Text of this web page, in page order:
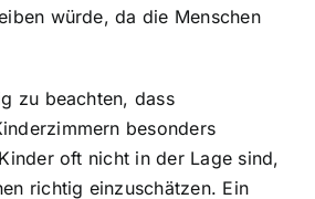
würde, da die Menschen
zu beachten, dass
besonders
oft nicht in der Lage sind,
richtig einzuschätzen. Ein